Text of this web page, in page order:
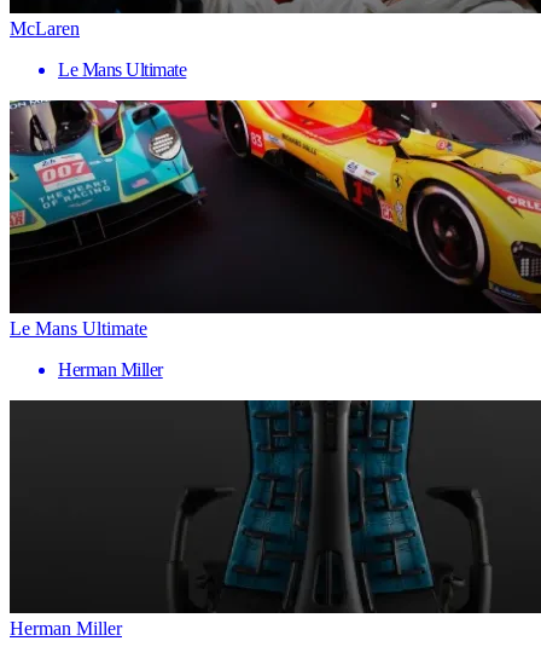
McLaren
Le Mans Ultimate
Le Mans Ultimate
Herman Miller
Herman Miller